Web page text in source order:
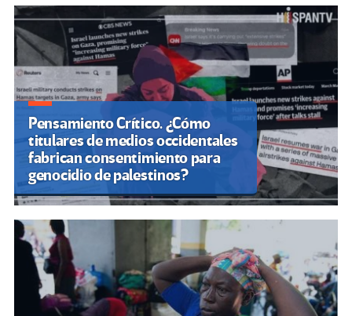
entradas
Pensamiento Crítico. ¿Cómo
titulares de medios occidentales
fabrican consentimiento para
genocidio de palestinos?